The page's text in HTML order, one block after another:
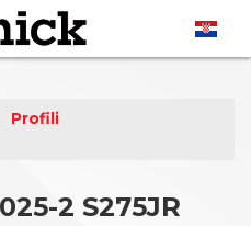
Profili
2 S275JR